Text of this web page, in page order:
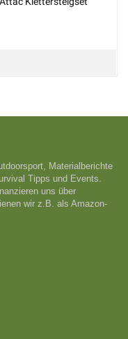
Materialberichte
Tipps und Events.
uns über
wir z.B. als Amazon-